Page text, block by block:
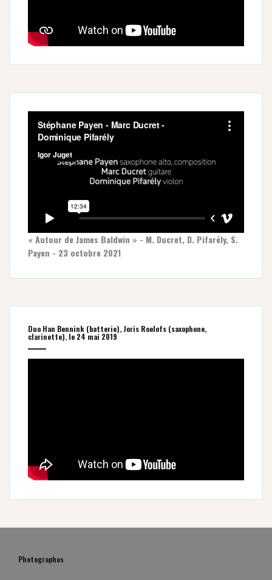
« Autour de James Baldwin » - M. Ducret, D. Pifarély, S.
Payen - 23 octobre 2021
Duo Han Bennink (batterie), Joris Roelofs (saxophone,
clarinette), le 24 mai 2019
Photographes